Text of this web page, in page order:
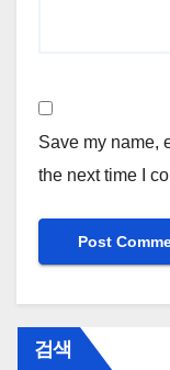
Save my name,
the next time I
검색